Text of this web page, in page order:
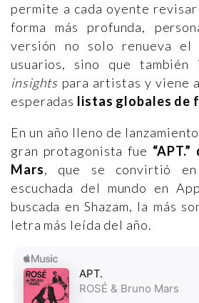
permite a cada oyente revisar
forma más profunda,
versión no solo renueva el
usuarios, sino que también
insights para artistas y viene
esperadas listas globales de
En un año lleno de
gran protagonista fue
Mars, que se convirtió en
escuchada del mundo en
buscada en Shazam, la más
letra más leída del año.